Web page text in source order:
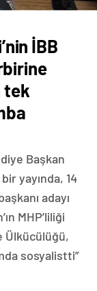
İBB
tek
Başkan
yayında, 14
adayı
MHP’liliği
Ülkücülüğü,
sosyalistti”